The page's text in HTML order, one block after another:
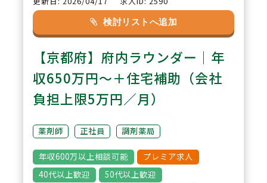
検討リストへ追加
【京都府】府内ラウンダー｜年
収650万円～＋住宅補助（会社
負担上限5万円／月）
薬剤師 正社員 調剤薬局
年収600万以上相談可能
プレミア求人
40代以上歓迎
50代以上歓迎